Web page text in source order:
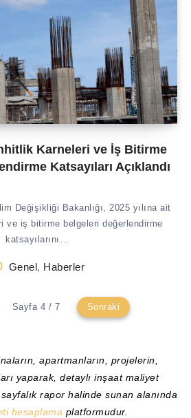
Karneleri ve İş Bitirme
Katsayıları Açıklandı
Değişikliği Bakanlığı, 2025 yılına ait
ve iş bitirme belgeleri değerlendirme
katsayılarını…
Genel, Haberler
Sayfa 4 / 7 Sonraki
apartmanların, projelerin,
yaparak, detaylı inşaat maliyet
rapor halinde sunan alanında
hesaplama platformudur.